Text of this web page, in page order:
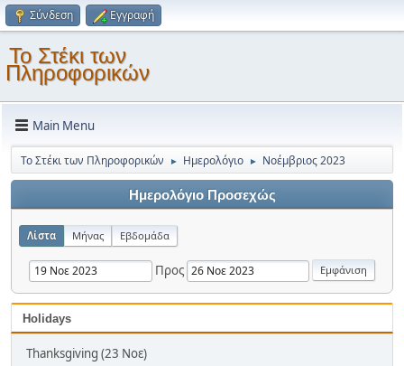
Σύνδεση Εγγραφή
Το Στέκι των
Πληροφορικών
Main Menu
Το Στέκι των Πληροφορικών ► Ημερολόγιο ► Νοέμβριος 2023
Ημερολόγιο Προσεχώς
Λίστα Μήνας Εβδομάδα
Προς
Holidays
Thanksgiving (23 Νοε)